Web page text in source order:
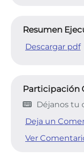
Resumen
Descargar pdf
Participación
Déjanos tu
Deja un
Ver